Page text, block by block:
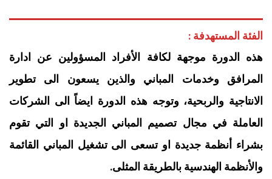
الفئة المستهدفة :
هذه الدورة موجهة لكافة الأفراد المسؤولين عن ادارة
المرافق وخدمات المباني والذين يسعون الى تطوير
الانتاجية والربحية، وتوجه هذه الدورة ايضاً الى الشركات
العاملة في مجال تصميم المباني الجديدة او التي تقوم
بشراء أنظمة جديدة او تسعى الى تشغيل المباني القائمة
والأنظمة الهندسية بالطريقة المثلى.